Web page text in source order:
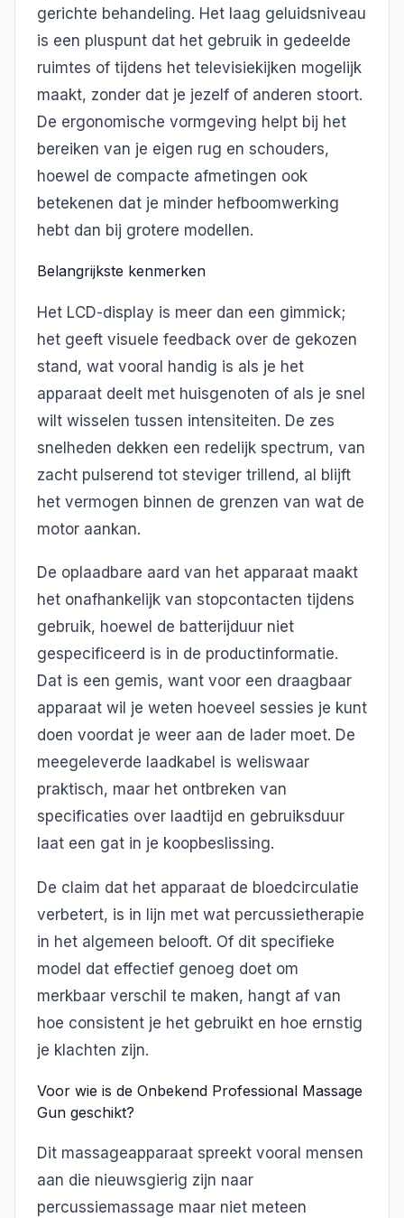
gerichte behandeling. Het laag geluidsniveau
is een pluspunt dat het gebruik in gedeelde
ruimtes of tijdens het televisiekijken mogelijk
maakt, zonder dat je jezelf of anderen stoort.
De ergonomische vormgeving helpt bij het
bereiken van je eigen rug en schouders,
hoewel de compacte afmetingen ook
betekenen dat je minder hefboomwerking
hebt dan bij grotere modellen.
Belangrijkste kenmerken
Het LCD-display is meer dan een gimmick;
het geeft visuele feedback over de gekozen
stand, wat vooral handig is als je het
apparaat deelt met huisgenoten of als je snel
wilt wisselen tussen intensiteiten. De zes
snelheden dekken een redelijk spectrum, van
zacht pulserend tot steviger trillend, al blijft
het vermogen binnen de grenzen van wat de
motor aankan.
De oplaadbare aard van het apparaat maakt
het onafhankelijk van stopcontacten tijdens
gebruik, hoewel de batterijduur niet
gespecificeerd is in de productinformatie.
Dat is een gemis, want voor een draagbaar
apparaat wil je weten hoeveel sessies je kunt
doen voordat je weer aan de lader moet. De
meegeleverde laadkabel is weliswaar
praktisch, maar het ontbreken van
specificaties over laadtijd en gebruiksduur
laat een gat in je koopbeslissing.
De claim dat het apparaat de bloedcirculatie
verbetert, is in lijn met wat percussietherapie
in het algemeen belooft. Of dit specifieke
model dat effectief genoeg doet om
merkbaar verschil te maken, hangt af van
hoe consistent je het gebruikt en hoe ernstig
je klachten zijn.
Voor wie is de Onbekend Professional Massage
Gun geschikt?
Dit massageapparaat spreekt vooral mensen
aan die nieuwsgierig zijn naar
percussiemassage maar niet meteen